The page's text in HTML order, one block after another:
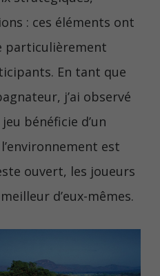
: ces éléments ont
particulièrement
En tant que
j’ai observé
bénéficie d’un
est
ouvert, les joueurs
d’eux-mêmes.